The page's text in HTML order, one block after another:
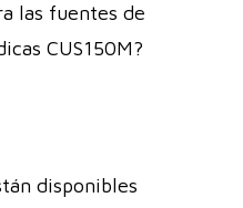
las fuentes de
CUS150M?
disponibles